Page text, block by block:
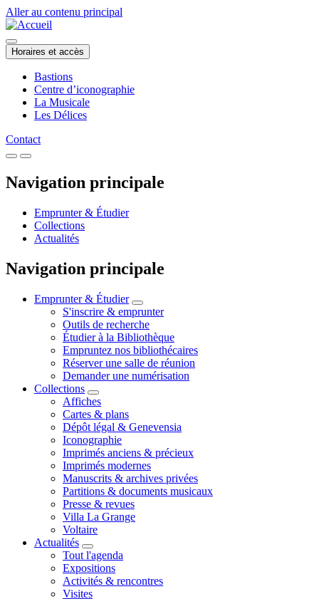
Aller au contenu principal
Horaires et accès
Bastions
Centre d’iconographie
La Musicale
Les Délices
Contact
Navigation principale
Emprunter & Étudier
Collections
Actualités
Navigation principale
Emprunter & Étudier
S'inscrire & emprunter
Outils de recherche
Étudier à la Bibliothèque
Empruntez nos bibliothécaires
Réserver une salle de réunion
Demander une numérisation
Collections
Affiches
Cartes & plans
Dépôt légal & Genevensia
Iconographie
Imprimés anciens & précieux
Imprimés modernes
Manuscrits & archives privées
Partitions & documents musicaux
Presse & revues
Villa La Grange
Voltaire
Actualités
Tout l'agenda
Expositions
Activités & rencontres
Visites